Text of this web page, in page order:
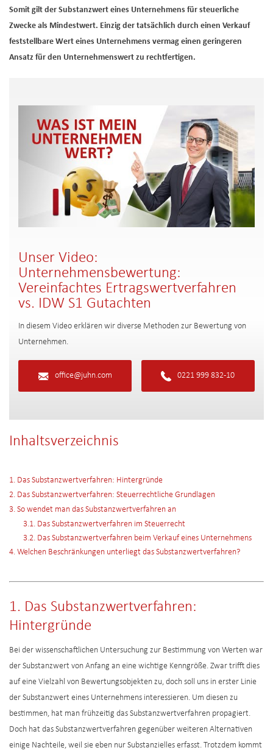
Somit gilt der Substanzwert eines Unternehmens für steuerliche
Zwecke als Mindestwert. Einzig der tatsächlich durch einen Verkauf
feststellbare Wert eines Unternehmens vermag einen geringeren
Ansatz für den Unternehmenswert zu rechtfertigen.
Unser Video:
Unternehmensbewertung:
Vereinfachtes Ertragswertverfahren
vs. IDW S1 Gutachten
In diesem Video erklären wir diverse Methoden zur Bewertung von
Unternehmen.
office@juhn.com 0221 999 832-10
Inhaltsverzeichnis
1. Das Substanzwertverfahren: Hintergründe
2. Das Substanzwertverfahren: Steuerrechtliche Grundlagen
3. So wendet man das Substanzwertverfahren an
3.1. Das Substanzwertverfahren im Steuerrecht
3.2. Das Substanzwertverfahren beim Verkauf eines Unternehmens
4. Welchen Beschränkungen unterliegt das Substanzwertverfahren?
1. Das Substanzwertverfahren:
Hintergründe
Bei der wissenschaftlichen Untersuchung zur Bestimmung von Werten war
der Substanzwert von Anfang an eine wichtige Kenngröße. Zwar trifft dies
auf eine Vielzahl von Bewertungsobjekten zu, doch soll uns in erster Linie
der Substanzwert eines Unternehmens interessieren. Um diesen zu
bestimmen, hat man frühzeitig das Substanzwertverfahren propagiert.
Doch hat das Substanzwertverfahren gegenüber weiteren Alternativen
einige Nachteile, weil sie eben nur Substanzielles erfasst. Trotzdem kommt